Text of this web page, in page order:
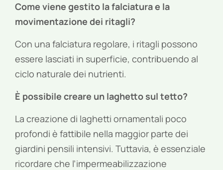
Come viene gestito la falciatura e la
movimentazione dei ritagli?
Con una falciatura regolare, i ritagli possono
essere lasciati in superficie, contribuendo al
ciclo naturale dei nutrienti.
È possibile creare un laghetto sul tetto?
La creazione di laghetti ornamentali poco
profondi è fattibile nella maggior parte dei
giardini pensili intensivi. Tuttavia, è essenziale
ricordare che l’impermeabilizzazione